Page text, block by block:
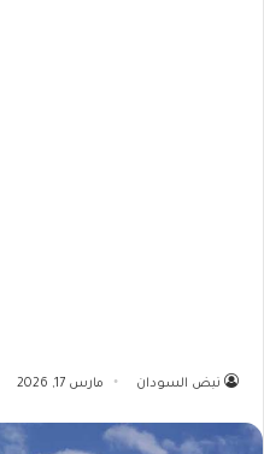
نبض السودان مارس 17, 2026